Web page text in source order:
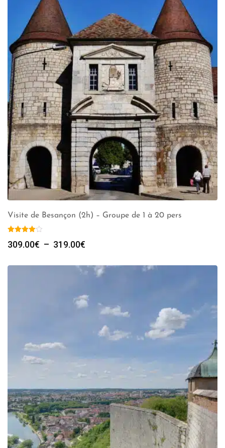
Visite de Besançon (2h) – Groupe de 1 à 20 pers
309.00€ – 319.00€
prix :
309.00€
319.00€